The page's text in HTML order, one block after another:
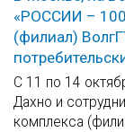
«РОССИИ –
(филиал)
С 11 по 14
Дахно и
комплекса